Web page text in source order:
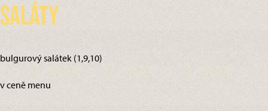
Saláty
bulgurový salátek (1,9,10)
v ceně menu